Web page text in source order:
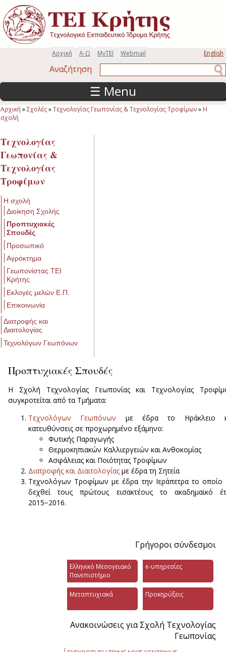
Παράκαμψη προς το κυρίως περιεχόμενο
English
Webmail
MyTEI
Α-Ω
Αρχική
Αναζήτηση
☰ Menu
Είστε εδώ
Αρχική »Σχολές»Τεχνολογίας Γεωπονίας & Τεχνολογίας Τροφίμων» Η
σχολή
Τεχνολογίας
Γεωπονίας &
Τεχνολογίας
Τροφίμων
Η σχολή
Διοίκηση Σχολής
Προπτυχιακές
Σπουδές
Προσωπικό
Αγρόκτημα
Γεωπονίστας ΤΕΙ
Κρήτης
Εκλογές μελών Ε.Π.
Επικοινωνία
Διατροφής και
Διαιτολογίας
Τεχνολόγων Γεωπόνων
Προπτυχιακές Σπουδές
Η Σχολή Τεχνολογίας Γεωπονίας και Τεχνολογίας
συγκροτείται από τα Τμήματα:
Τεχνολόγων Γεωπόνων με έδρα το Ηράκλειο
κατευθύνσεις σε προχωρημένο εξάμηνο:
Φυτικής Παραγωγής
Θερμοκηπιακών Καλλιεργειών και Ανθοκομίας
Ασφάλειας και Ποιότητας Τροφίμων
Διατροφής και Διαιτολογίας με έδρα τη Σητεία
Τεχνολόγων Τροφίμων με έδρα την Ιεράπετρα το οποίο
δεχθεί τους πρώτους εισακτέους το ακαδημαϊκό
2015−2016.
Γρήγοροι σύνδεσμοι
Ελληνικό Μεσογειακό
Πανεπιστήμιο
e-υπηρεσίες
Μεταπτυχιακά Προκηρύξεις
Ανακοινώσεις για Σχολή Τεχνολογίας
Γεωπονίας